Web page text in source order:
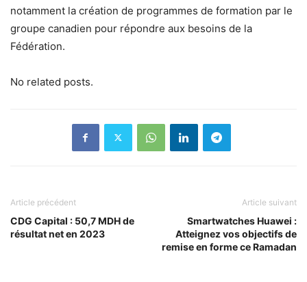
notamment la création de programmes de formation par le
groupe canadien pour répondre aux besoins de la
Fédération.
No related posts.
Article précédent
CDG Capital : 50,7 MDH de
résultat net en 2023
Article suivant
Smartwatches Huawei :
Atteignez vos objectifs de
remise en forme ce Ramadan